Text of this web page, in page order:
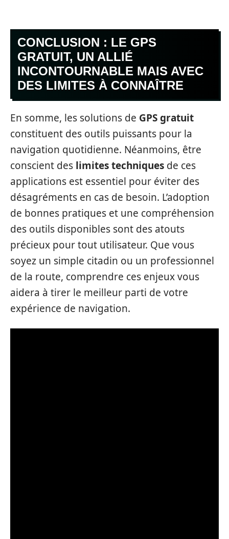
CONCLUSION : LE GPS
GRATUIT, UN ALLIÉ
INCONTOURNABLE MAIS AVEC
DES LIMITES À CONNAÎTRE
En somme, les solutions de GPS gratuit
constituent des outils puissants pour la
navigation quotidienne. Néanmoins, être
conscient des limites techniques de ces
applications est essentiel pour éviter des
désagréments en cas de besoin. L’adoption
de bonnes pratiques et une compréhension
des outils disponibles sont des atouts
précieux pour tout utilisateur. Que vous
soyez un simple citadin ou un professionnel
de la route, comprendre ces enjeux vous
aidera à tirer le meilleur parti de votre
expérience de navigation.